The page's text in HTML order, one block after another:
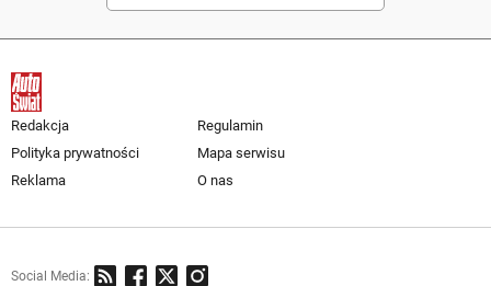
Redakcja
Regulamin
Polityka prywatności
Mapa serwisu
Reklama
O nas
Social Media: